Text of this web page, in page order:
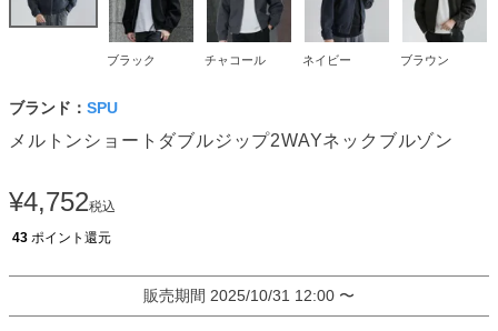
ブラック チャコール ネイビー ブラウン
ブランド： SPU
メルトンショートダブルジップ2WAYネックブルゾン
¥4,752税込
43 ポイント還元
販売期間 2025/10/31 12:00 〜